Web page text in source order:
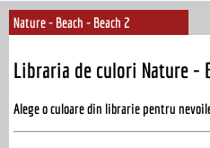
Nature - Beach - Beach 2
Libraria de culori Nature -
Alege o culoare din librarie pentru